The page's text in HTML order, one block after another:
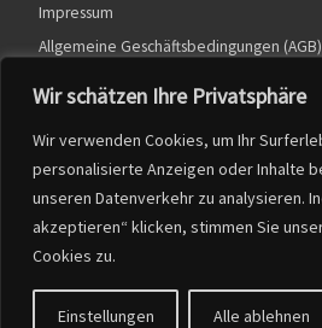
Wir schätzen Ihre Privatsphäre
Wir verwenden Cookies, um Ihr
personalisierte Anzeigen oder Inhalte
unseren Datenverkehr zu analysieren.
akzeptieren“ klicken, stimmen Sie
Cookies zu.
Einstellungen Alle ablehnen
Impressum
Allgemeine Geschäftsbedingungen (AGB)
© 2026Dirk Potthast – Alle
Powered by